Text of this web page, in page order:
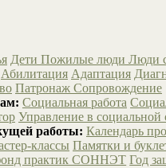
Дети Пожилые люди Люди
Абилитация Адаптация
Патронаж Сопровождение
Социальная работа
Управление в социальной
работы: Календарь
классы Памятки и
практик СОННЭТ Год